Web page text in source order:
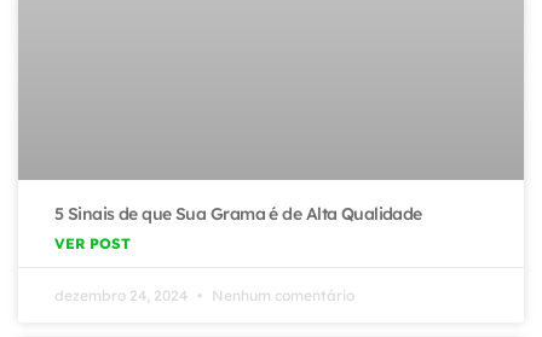
5 Sinais de que Sua Grama é de Alta Qualidade
VER POST
dezembro 24, 2024 Nenhum comentário